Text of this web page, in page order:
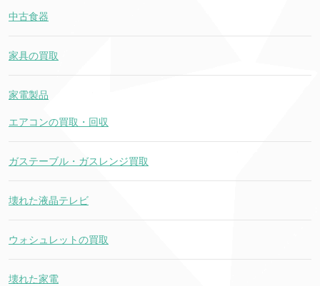
中古食器
家具の買取
家電製品
エアコンの買取・回収
ガステーブル・ガスレンジ買取
壊れた液晶テレビ
ウォシュレットの買取
壊れた家電